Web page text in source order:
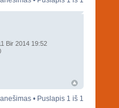
Bir 2014 19:52
• Puslapis 1 iš 1